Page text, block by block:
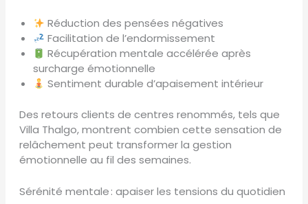
Réduction des pensées négatives
Facilitation de l’endormissement
Récupération mentale accélérée après
surcharge émotionnelle
Sentiment durable d’apaisement intérieur
Des retours clients de centres renommés, tels que
Villa Thalgo, montrent combien cette sensation de
relâchement peut transformer la gestion
émotionnelle au fil des semaines.
Sérénité mentale : apaiser les tensions du quotidien